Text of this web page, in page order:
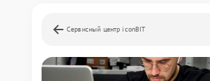
Сервисный центр iconBIT